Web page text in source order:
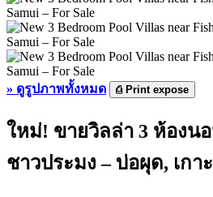
» ดูรูปภาพทั้งหมด ⎙Print expose
ใหม่! ขายวิลล่า 3 ห้องน
ชาวประมง – บ่อผุด, เกา